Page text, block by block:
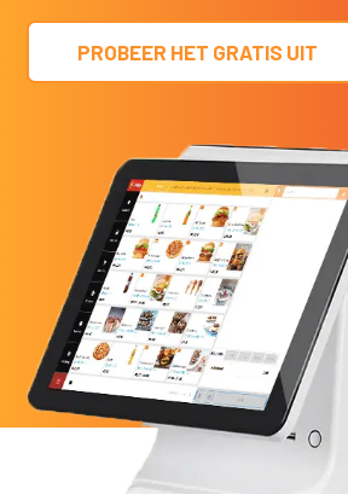
PROBEER HET GRATIS UIT